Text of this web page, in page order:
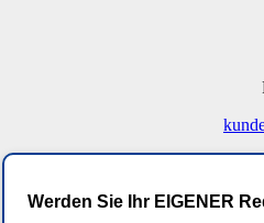
Werden Sie Ihr EIGENER